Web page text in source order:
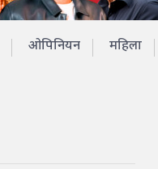
ओपिनियन महिला